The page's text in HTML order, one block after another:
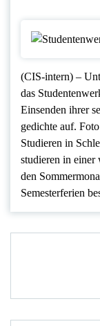
(CIS-intern) –
das
Einsenden ihrer
gedichte auf.
Studieren in
studieren in einer
den
Semesterferien